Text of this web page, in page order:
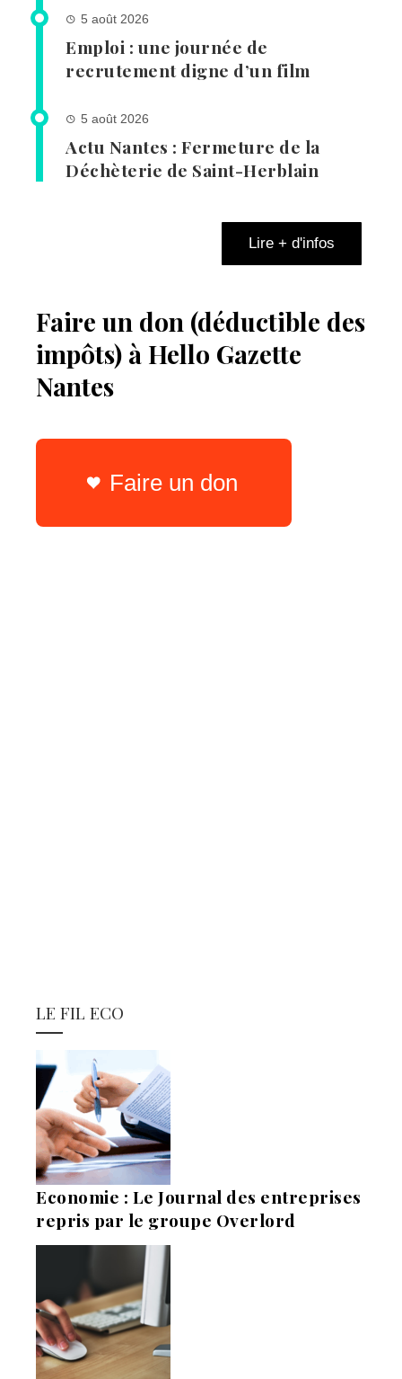
5 août 2026
Emploi : une journée de
recrutement digne d’un film
5 août 2026
Actu Nantes : Fermeture de la
Déchèterie de Saint-Herblain
Lire + d'infos
Faire un don (déductible des
impôts) à Hello Gazette
Nantes
Faire un don
LE FIL ECO
Economie : Le Journal des entreprises
repris par le groupe Overlord